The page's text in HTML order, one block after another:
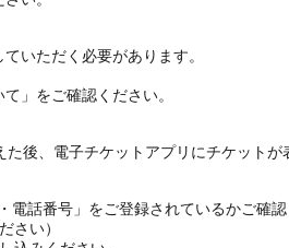
いただく必要があります。
」をご確認ください。
後、電子チケットアプリにチケットが
話番号」をご登録されているかご確認
さい）